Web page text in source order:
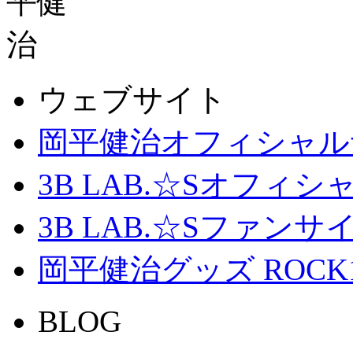
ウェブサイト
岡平健治オフィシャ
3B LAB.☆Sオフィシ
3B LAB.☆Sファンサイ
岡平健治グッズ
BLOG